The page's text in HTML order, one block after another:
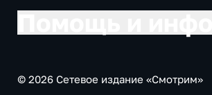
© 2026 Сетевое издание «Смотрим»